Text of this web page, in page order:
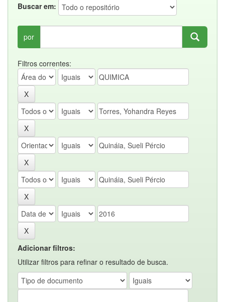
Buscar em:
por
Filtros correntes:
Adicionar filtros:
Utilizar filtros para refinar o resultado de busca.